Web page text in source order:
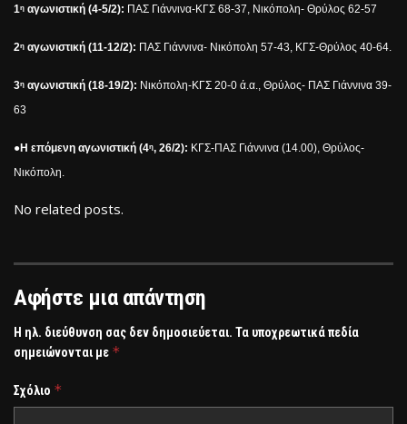
1η αγωνιστική (4-5/2): ΠΑΣ Γιάννινα-ΚΓΣ 68-37, Νικόπολη- Θρύλος 62-57
2η αγωνιστική (11-12/2): ΠΑΣ Γιάννινα- Νικόπολη 57-43, ΚΓΣ-Θρύλος 40-64.
3η αγωνιστική (18-19/2): Νικόπολη-ΚΓΣ 20-0 ά.α., Θρύλος- ΠΑΣ Γιάννινα 39-
63
●Η επόμενη αγωνιστική (4η, 26/2): ΚΓΣ-ΠΑΣ Γιάννινα (14.00), Θρύλος-
Νικόπολη.
No related posts.
Αφήστε μια απάντηση
Η ηλ. διεύθυνση σας δεν δημοσιεύεται. Τα υποχρεωτικά πεδία
σημειώνονται με *
Σχόλιο *